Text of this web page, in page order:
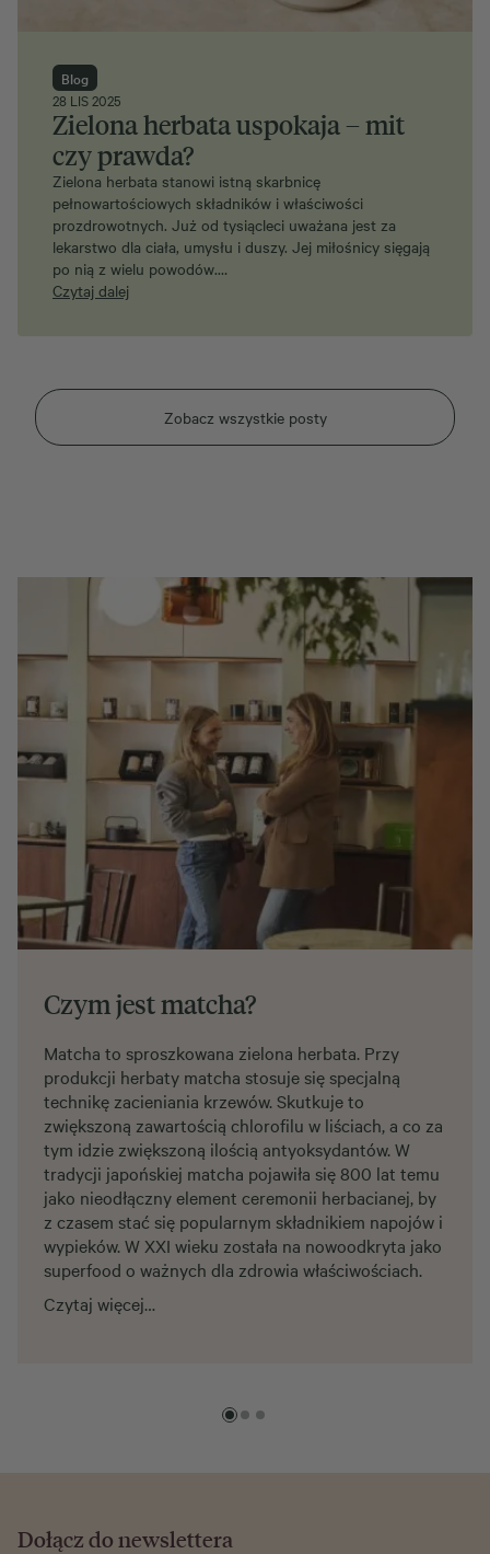
Zobacz wszystkie posty
Blog
28 LIS 2025
Zielona herbata uspokaja – mit
czy prawda?
Zielona herbata stanowi istną skarbnicę
pełnowartościowych składników i właściwości
prozdrowotnych. Już od tysiącleci uważana jest za
lekarstwo dla ciała, umysłu i duszy. Jej miłośnicy sięgają
po nią z wielu powodów.…
Czytaj dalej
Czym jest matcha?
Matcha to sproszkowana zielona herbata. Przy
produkcji herbaty matcha stosuje się specjalną
technikę zacieniania krzewów. Skutkuje to
zwiększoną zawartością chlorofilu w liściach, a co za
tym idzie zwiększoną ilością antyoksydantów. W
tradycji japońskiej matcha pojawiła się 800 lat temu
jako nieodłączny element ceremonii herbacianej, by
z czasem stać się popularnym składnikiem napojów i
wypieków. W XXI wieku została na nowoodkryta jako
superfood o ważnych dla zdrowia właściwościach.
Czytaj więcej…
Dołącz do newslettera